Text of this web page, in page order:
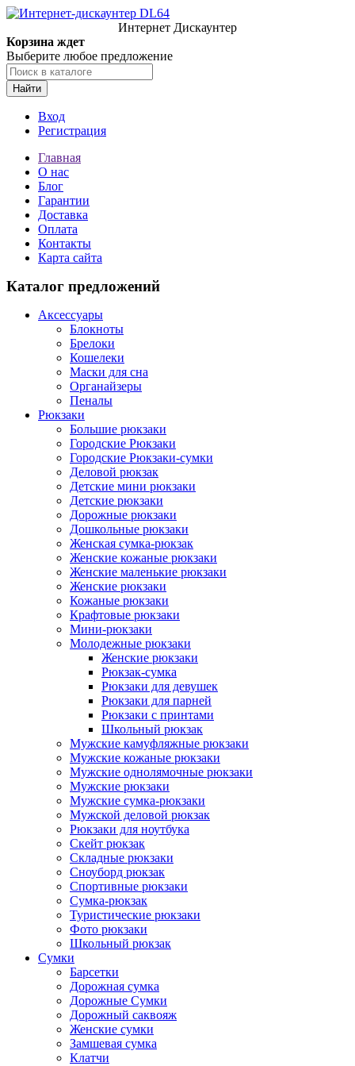
Интернет Дискаунтер
Корзина ждет
Выберите любое предложение
Найти
Вход
Регистрация
Главная
О нас
Блог
Гарантии
Доставка
Оплата
Контакты
Карта сайта
Каталог предложений
Аксессуары
Блокноты
Брелоки
Кошелеки
Маски для сна
Органайзеры
Пеналы
Рюкзаки
Большие рюкзаки
Городские Рюкзаки
Городские Рюкзаки-сумки
Деловой рюкзак
Детские мини рюкзаки
Детские рюкзаки
Дорожные рюкзаки
Дошкольные рюкзаки
Женская сумка-рюкзак
Женские кожаные рюкзаки
Женские маленькие рюкзаки
Женские рюкзаки
Кожаные рюкзаки
Крафтовые рюкзаки
Мини-рюкзаки
Молодежные рюкзаки
Женские рюкзаки
Рюкзак-сумка
Рюкзаки для девушек
Рюкзаки для парней
Рюкзаки с принтами
Школьный рюкзак
Мужские камуфляжные рюкзаки
Мужские кожаные рюкзаки
Мужские однолямочные рюкзаки
Мужские рюкзаки
Мужские сумка-рюкзаки
Мужской деловой рюкзак
Рюкзаки для ноутбука
Скейт рюкзак
Складные рюкзаки
Сноуборд рюкзак
Спортивные рюкзаки
Сумка-рюкзак
Туристические рюкзаки
Фото рюкзаки
Школьный рюкзак
Сумки
Барсетки
Дорожная сумка
Дорожные Сумки
Дорожный саквояж
Женские сумки
Замшевая сумка
Клатчи